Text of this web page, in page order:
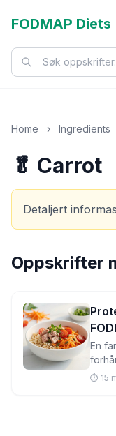
FODMAP Diets
Home › Ingredients
🥬 Carrot
Detaljert
Oppskrifter
En
⏱️ 15